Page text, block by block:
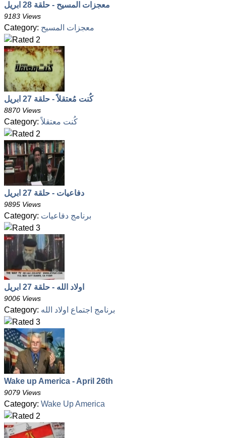
معجزات المسيح - حلقة 28 ابريل
9183 Views
Category: معجزات المسيح
كُنت مُعتقلاً - حلقة 27 ابريل
8870 Views
Category:كُنت معتقلاً
دفاعيات - حلقة 27 ابريل
9895 Views
Category: برنامج دفاعيات
اولاد الله - حلقة 27 ابريل
9006 Views
Category: برنامج اجتماع اولاد الله
Wake up America - April 26th
9079 Views
Category: Wake Up America